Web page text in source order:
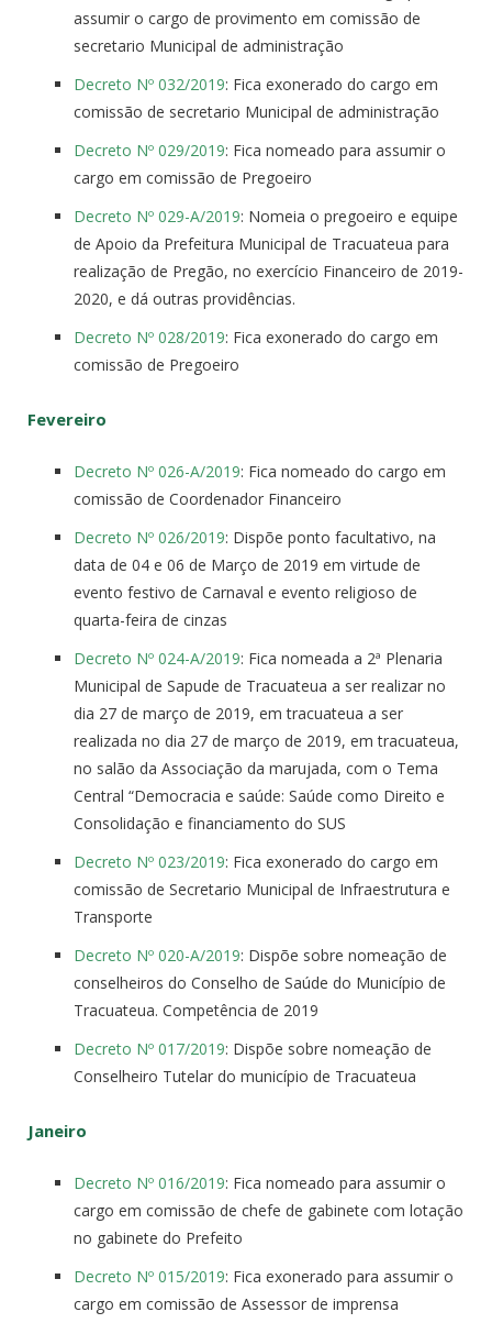
assumir o cargo de provimento em comissão de
secretario Municipal de administração
Decreto Nº 032/2019: Fica exonerado do cargo em
comissão de secretario Municipal de administração
Decreto Nº 029/2019: Fica nomeado para assumir o
cargo em comissão de Pregoeiro
Decreto Nº 029-A/2019: Nomeia o pregoeiro e equipe
de Apoio da Prefeitura Municipal de Tracuateua para
realização de Pregão, no exercício Financeiro de 2019-
2020, e dá outras providências.
Decreto Nº 028/2019: Fica exonerado do cargo em
comissão de Pregoeiro
Fevereiro
Decreto Nº 026-A/2019: Fica nomeado do cargo em
comissão de Coordenador Financeiro
Decreto Nº 026/2019: Dispõe ponto facultativo, na
data de 04 e 06 de Março de 2019 em virtude de
evento festivo de Carnaval e evento religioso de
quarta-feira de cinzas
Decreto Nº 024-A/2019: Fica nomeada a 2ª Plenaria
Municipal de Sapude de Tracuateua a ser realizar no
dia 27 de março de 2019, em tracuateua a ser
realizada no dia 27 de março de 2019, em tracuateua,
no salão da Associação da marujada, com o Tema
Central “Democracia e saúde: Saúde como Direito e
Consolidação e financiamento do SUS
Decreto Nº 023/2019: Fica exonerado do cargo em
comissão de Secretario Municipal de Infraestrutura e
Transporte
Decreto Nº 020-A/2019: Dispõe sobre nomeação de
conselheiros do Conselho de Saúde do Município de
Tracuateua. Competência de 2019
Decreto Nº 017/2019: Dispõe sobre nomeação de
Conselheiro Tutelar do município de Tracuateua
Janeiro
Decreto Nº 016/2019: Fica nomeado para assumir o
cargo em comissão de chefe de gabinete com lotação
no gabinete do Prefeito
Decreto Nº 015/2019: Fica exonerado para assumir o
cargo em comissão de Assessor de imprensa